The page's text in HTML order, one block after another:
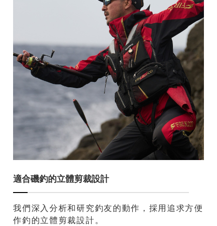
適合磯釣的立體剪裁設計
我們深入分析和研究釣友的動作，採用追求方便
作釣的立體剪裁設計。